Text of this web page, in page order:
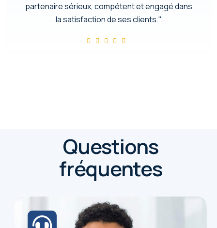
partenaire sérieux, compétent et engagé dans
la satisfaction de ses clients."
Questions
fréquentes